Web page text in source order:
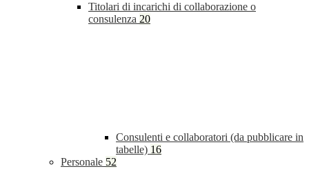
Titolari di incarichi di collaborazione o
consulenza 20
Consulenti e collaboratori (da pubblicare in
tabelle) 16
Personale 52